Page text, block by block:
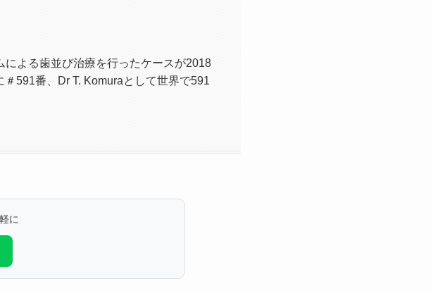
よる歯並び治療を行ったケースが2018
591番、Dr T. Komuraとして世界で591
に